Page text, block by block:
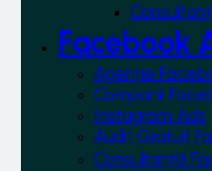
Facebook
Agenție
Campanii
Instagram Ads
Audit Gratuit
Consultanță